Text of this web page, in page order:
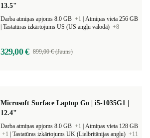
13.5"
Darba atmiņas apjoms 8.0 GB +1
Atmiņas vieta 256 GB
Tastatūras izkārtojums US (US angļu valodā) +8
329,00 € 899,00 € (Jauns)
Microsoft Surface Laptop Go | i5-1035G1 |
12.4"
Darba atmiņas apjoms 8.0 GB +1
Atmiņas vieta 128 GB
+1
Tastatūras izkārtojums UK (Lielbritānijas angļu) +11